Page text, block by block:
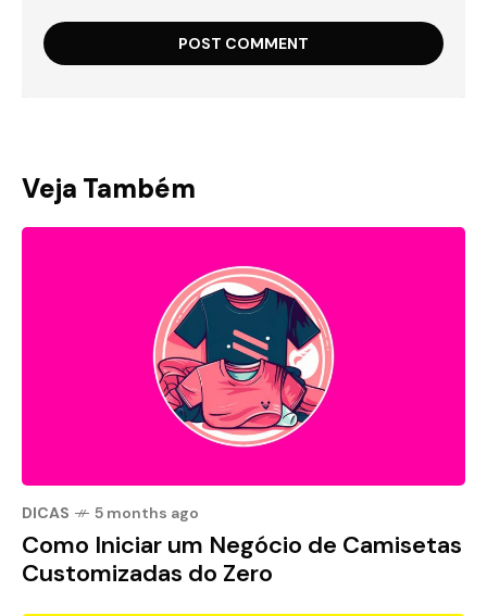
Veja Também
DICAS 5 months ago
Como Iniciar um Negócio de Camisetas
Customizadas do Zero